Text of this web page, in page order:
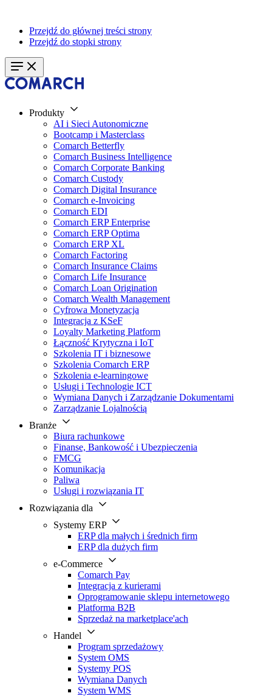
Przejdź do głównej treści strony
Przejdź do stopki strony
Produkty
AI i Sieci Autonomiczne
Bootcamp i Masterclass
Comarch Betterfly
Comarch Business Intelligence
Comarch Corporate Banking
Comarch Custody
Comarch Digital Insurance
Comarch e-Invoicing
Comarch EDI
Comarch ERP Enterprise
Comarch ERP Optima
Comarch ERP XL
Comarch Factoring
Comarch Insurance Claims
Comarch Life Insurance
Comarch Loan Origination
Comarch Wealth Management
Cyfrowa Monetyzacja
Integracja z KSeF
Loyalty Marketing Platform
Łączność Krytyczna i IoT
Szkolenia IT i biznesowe
Szkolenia Comarch ERP
Szkolenia e-learningowe
Usługi i Technologie ICT
Wymiana Danych i Zarządzanie Dokumentami
Zarządzanie Lojalnością
Branże
Biura rachunkowe
Finanse, Bankowość i Ubezpieczenia
FMCG
Komunikacja
Paliwa
Usługi i rozwiązania IT
Rozwiązania dla
Systemy ERP
ERP dla małych i średnich firm
ERP dla dużych firm
e-Commerce
Comarch Pay
Integracja z kurierami
Oprogramowanie sklepu internetowego
Platforma B2B
Sprzedaż na marketplace'ach
Handel
Program sprzedażowy
System OMS
Systemy POS
Wymiana Danych
System WMS